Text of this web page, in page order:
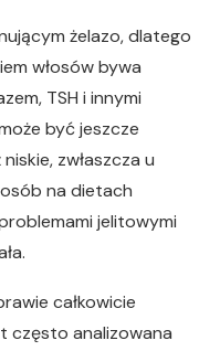
żelazo, dlatego
włosów bywa
TSH i innymi
być jeszcze
zwłaszcza u
na dietach
jelitowymi
całkowicie
często analizowana